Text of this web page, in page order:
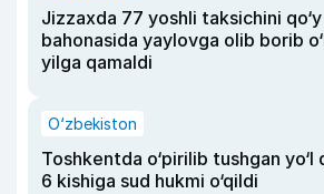
Jizzaxda 77 yoshli taksichini
bahonasida yaylovga olib borib
yilga qamaldi
O‘zbekiston
Toshkentda o‘pirilib tushgan yo‘l
6 kishiga sud hukmi o‘qildi